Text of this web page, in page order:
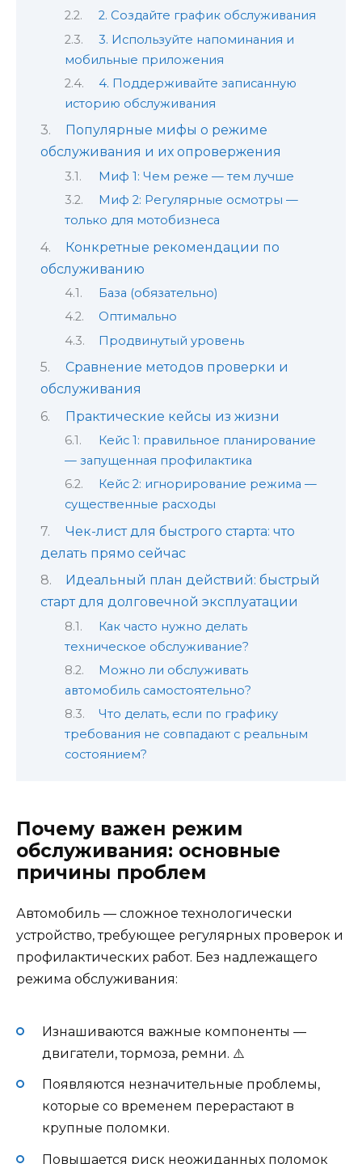
2. Создайте график обслуживания
3. Используйте напоминания и
мобильные приложения
4. Поддерживайте записанную
историю обслуживания
Популярные мифы о режиме
обслуживания и их опровержения
Миф 1: Чем реже — тем лучше
Миф 2: Регулярные осмотры —
только для мотобизнеса
Конкретные рекомендации по
обслуживанию
База (обязательно)
Оптимально
Продвинутый уровень
Сравнение методов проверки и
обслуживания
Практические кейсы из жизни
Кейс 1: правильное планирование
— запущенная профилактика
Кейс 2: игнорирование режима —
существенные расходы
Чек-лист для быстрого старта: что
делать прямо сейчас
Идеальный план действий: быстрый
старт для долговечной эксплуатации
Как часто нужно делать
техническое обслуживание?
Можно ли обслуживать
автомобиль самостоятельно?
Что делать, если по графику
требования не совпадают с реальным
состоянием?
Почему важен режим
обслуживания: основные
причины проблем
Автомобиль — сложное технологически
устройство, требующее регулярных проверок и
профилактических работ. Без надлежащего
режима обслуживания:
Изнашиваются важные компоненты —
двигатели, тормоза, ремни. ⚠️
Появляются незначительные проблемы,
которые со временем перерастают в
крупные поломки.
Повышается риск неожиданных поломок